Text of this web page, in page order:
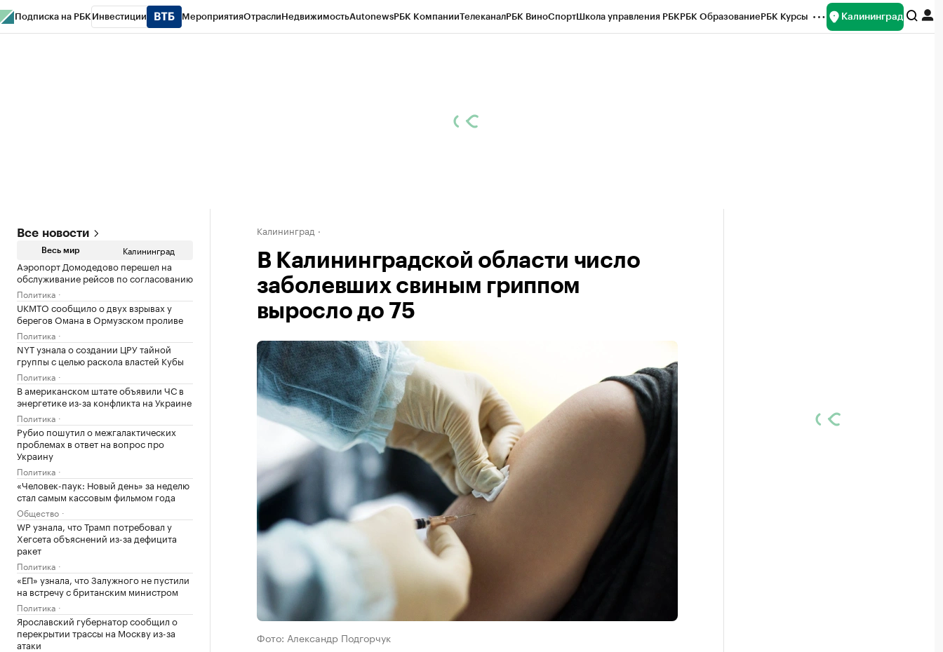
Подписка на РБК Инвестиции МероприятияОтраслиНедвижимостьAutonewsРБК КомпанииТелеканалРБК ВиноСпортШкола управления РБКРБК ОбразованиеРБК Курсы Калининград
Все новости
Весь мир Калининград
Аэропорт Домодедово перешел на
обслуживание рейсов по согласованию
Политика
UKMTO сообщило о двух взрывах у
берегов Омана в Ормузском проливе
Политика
NYT узнала о создании ЦРУ тайной
группы с целью раскола властей Кубы
Политика
В американском штате объявили ЧС в
энергетике из-за конфликта на Украине
Политика
Рубио пошутил о межгалактических
проблемах в ответ на вопрос про
Украину
Политика
«Человек-паук: Новый день» за неделю
стал самым кассовым фильмом года
Общество
WP узнала, что Трамп потребовал у
Хегсета объяснений из-за дефицита
ракет
Политика
«ЕП» узнала, что Залужного не пустили
на встречу с британским министром
Политика
Ярославский губернатор сообщил о
перекрытии трассы на Москву из-за
атаки
Калининград
В Калининградской области число
заболевших свиным гриппом
выросло до 75
Фото: Александр Подгорчук